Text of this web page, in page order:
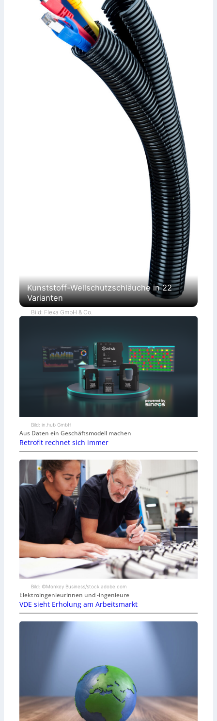
Kunststoff-Wellschutzschläuche in 22
Varianten
Bild: Flexa GmbH & Co.
Bild: in.hub GmbH
Aus Daten ein Geschäftsmodell machen
Retrofit rechnet sich immer
Bild: ©Monkey Business/stock.adobe.com
Elektroingenieurinnen und -ingenieure
VDE sieht Erholung am Arbeitsmarkt